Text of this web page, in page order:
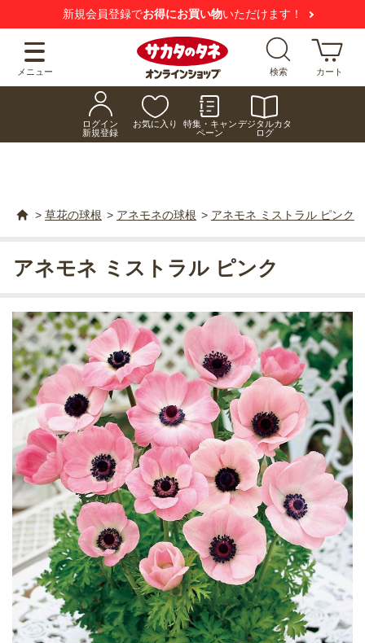
新規会員登録でお得にお買い物いただけます！
メニュー 検索 カート
ログイン
新規登録
お気に入り
特集・キャン
ペーン
デジタルカタ
ログ
> 草花の球根 > アネモネの球根 > アネモネ ミストラル ピンク
アネモネ ミストラル ピンク